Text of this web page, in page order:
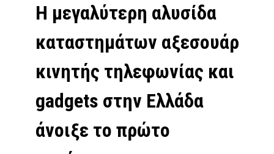
Η µεγαλύτερη αλυσίδα
καταστηµάτων αξεσουάρ
κινητής τηλεφωνίας και
gadgets στην Ελλάδα
άνοιξε το πρώτο